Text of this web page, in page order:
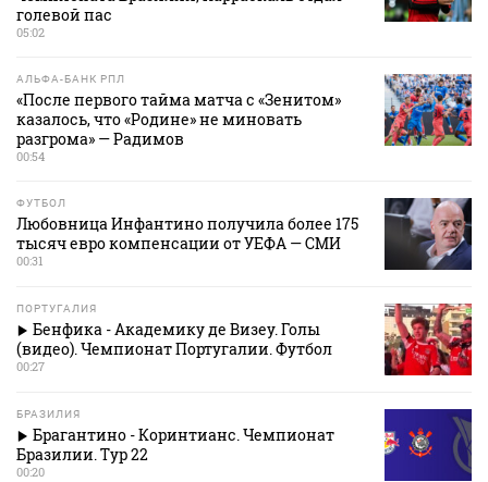
голевой пас
05:02
АЛЬФА-БАНК РПЛ
«После первого тайма матча с «Зенитом»
казалось, что «Родине» не миновать
разгрома» — Радимов
00:54
ФУТБОЛ
Любовница Инфантино получила более 175
тысяч евро компенсации от УЕФА — СМИ
00:31
ПОРТУГАЛИЯ
Бенфика - Академику де Визеу. Голы
(видео). Чемпионат Португалии. Футбол
00:27
БРАЗИЛИЯ
Брагантино - Коринтианс. Чемпионат
Бразилии. Тур 22
00:20